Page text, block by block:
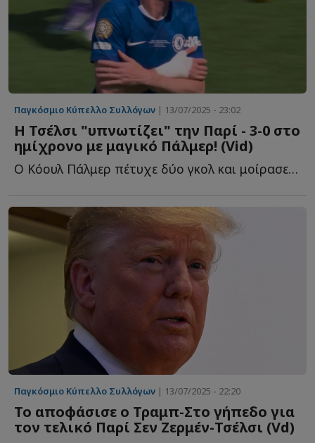
Παγκόσμιο Κύπελλο Συλλόγων | 13/07/2025 - 23:02
Η Τσέλσι "υπνωτίζει" την Παρί - 3-0 στο
ημίχρονο με μαγικό Πάλμερ! (Vid)
Ο Κόουλ Πάλμερ πέτυχε δύο γκολ και μοίρασε μία ασίστ, μ...
Παγκόσμιο Κύπελλο Συλλόγων | 13/07/2025 - 22:20
Το αποφάσισε ο Τραμπ-Στο γήπεδο για
τον τελικό Παρί Σεν Ζερμέν-Τσέλσι (Vd)